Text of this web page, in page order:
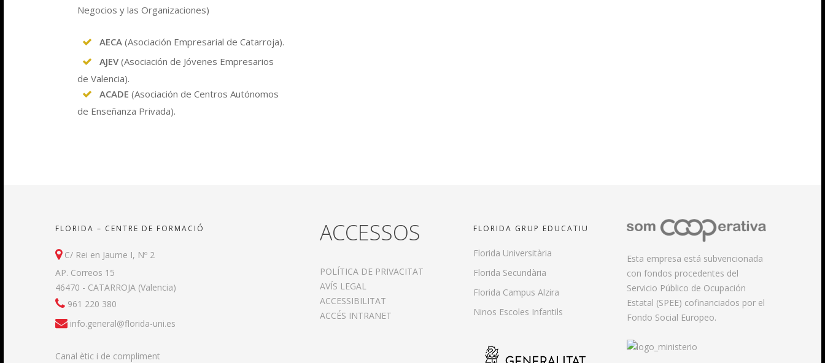
Negocios y las Organizaciones)
AECA (Asociación Empresarial de Catarroja).
AJEV(Asociación de Jóvenes Empresarios
de Valencia​).
ACADE (Asociación de Centros Autónomos
de Enseñanza Privada).
FLORIDA – CENTRE DE FORMACIÓ
C/ Rei en Jaume I, Nº 2
AP. Correos 15
46470 - CATARROJA (Valencia)
961 220 380
info.general@florida-uni.es
Canal ètic i de compliment
ACCESSOS
POLÍTICA DE PRIVACITAT
AVÍS LEGAL
ACCESSIBILITAT
ACCÉS INTRANET
FLORIDA GRUP EDUCATIU
Florida Universitària
Florida Secundària
Florida Campus Alzira
Ninos Escoles Infantils
Esta empresa está subvencionada
con fondos procedentes del
Servicio Público de Ocupación
Estatal (SPEE) cofinanciados por el
Fondo Social Europeo.